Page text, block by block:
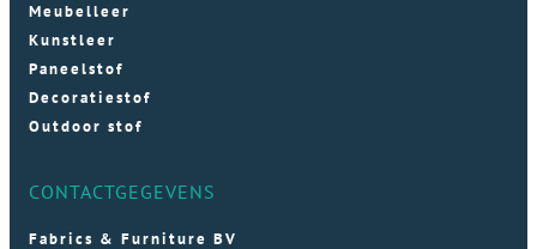
Meubelleer
Kunstleer
Paneelstof
Decoratiestof
Outdoor stof
CONTACTGEGEVENS
Fabrics & Furniture BV